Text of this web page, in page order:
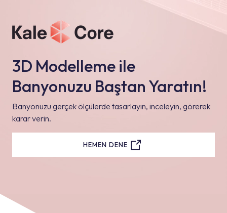
3D Modelleme ile
Banyonuzu Baştan Yaratın!
Banyonuzu gerçek ölçülerde tasarlayın, inceleyin, görerek
karar verin.
HEMEN DENE